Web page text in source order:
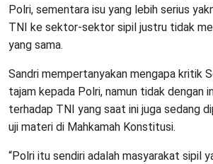
Polri, sementara isu yang lebih serius
TNI ke sektor-sektor sipil justru tidak
yang sama.
Sandri mempertanyakan mengapa kritik
tajam kepada Polri, namun tidak dengan
terhadap TNI yang saat ini juga sedang
uji materi di Mahkamah Konstitusi.
“Polri itu sendiri adalah masyarakat sipil